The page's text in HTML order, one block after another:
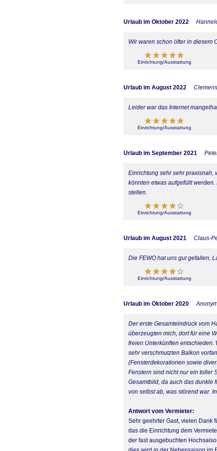
Urlaub im Oktober 2022
Wir waren schon öfter in diesem
Einrichtung/Ausstattung
Urlaub im August 2022
Leider war das Internet
Einrichtung/Ausstattung
Urlaub im September 2021
Einrichtung sehr sehr praxisnah,
könnten etwas aufgefüllt
stellen.
Einrichtung/Ausstattung
Urlaub im August 2021 Claus-
Die FEWO hat uns gut gefallen,
Einrichtung/Ausstattung
Urlaub im Oktober 2020
Der erste Gesamteindruck vom
überzeugten mich, dort für eine
freien Unterkünften entschieden.
sehr verschmutzten Balkon
(Fensterdekorationen sowie
Fenstern sind nicht nur ein toller
Gesamtbild, da auch das dunkle
von selbst ab, was störend war.
Antwort vom Vermieter:
Sehr geehrter Gast, vielen Dank
das die Einrichtung dem
der fast ausgebuchten